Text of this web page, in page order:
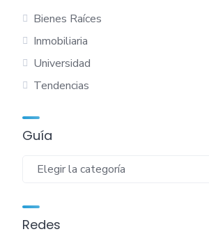
Bienes Raíces
Inmobiliaria
Universidad
Tendencias
Guía
Guía
Redes